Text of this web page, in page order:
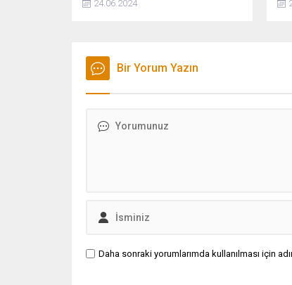
kadın, sürücü tarafından aracın
serbest bırakılırken "Korsan
taksicilik" suçundan 32 bin lira ceza
kesildi. Kadın ise korsan taksi
24.06.2024
Bir Yorum Yazın
Daha sonraki yorumlarımda kullanılması için